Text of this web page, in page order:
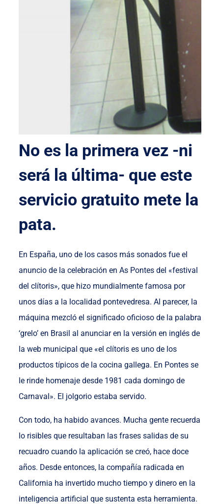
No es la primera vez -ni
será la última- que este
servicio gratuito mete la
pata.
En España, uno de los casos más sonados fue el
anuncio de la celebración en As Pontes del «festival
del clítoris», que hizo mundialmente famosa por
unos días a la localidad pontevedresa. Al parecer, la
máquina mezcló el significado oficioso de la palabra
‘grelo’ en Brasil al anunciar en la versión en inglés de
la web municipal que «el clítoris es uno de los
productos típicos de la cocina gallega. En Pontes se
le rinde homenaje desde 1981 cada domingo de
Carnaval». El jolgorio estaba servido.
Con todo, ha habido avances. Mucha gente recuerda
lo risibles que resultaban las frases salidas de su
recuadro cuando la aplicación se creó, hace doce
años. Desde entonces, la compañía radicada en
California ha invertido mucho tiempo y dinero en la
inteligencia artificial que sustenta esta herramienta.